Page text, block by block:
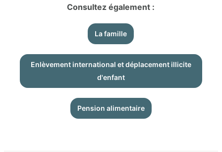
Consultez également :
La famille
Enlèvement international et déplacement illicite
d'enfant
Pension alimentaire